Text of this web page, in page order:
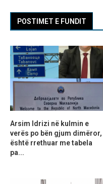
POSTIMET E FUNDIT
Arsim Idrizi në kulmin e
verës po bën gjum dimëror,
është rrethuar me tabela
pa...